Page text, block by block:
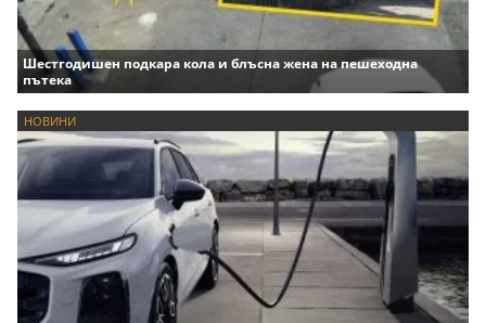
Шестгодишен подкара кола и блъсна жена на пешеходна
пътека
НОВИНИ